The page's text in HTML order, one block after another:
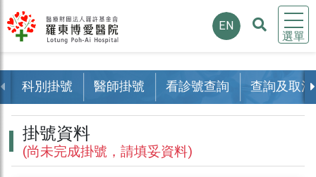
選單
EN
科別掛號 醫師掛號 看診號查詢 查詢及取消
掛號資料
(尚未完成掛號，請填妥資料)